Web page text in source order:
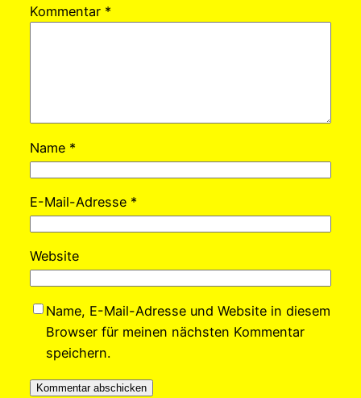
Kommentar *
Name *
E-Mail-Adresse *
Website
Name, E-Mail-Adresse und Website in diesem
Browser für meinen nächsten Kommentar
speichern.